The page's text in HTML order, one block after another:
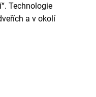
Technologie
a v okolí